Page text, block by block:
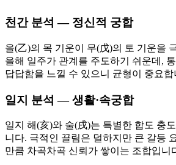
천간 분석 — 정신적 궁합
을(乙)의 목 기운이 무(戊)의 토 기운을
을해 일주가 관계를 주도하기 쉬운데,
답답함을 느낄 수 있으니 균형이 중요합
일지 분석 — 생활·속궁합
일지 해(亥)와 술(戌)는 특별한 합도 충
니다. 극적인 끌림은 덜하지만 큰 갈등
만큼 차곡차곡 신뢰가 쌓이는 조합입니